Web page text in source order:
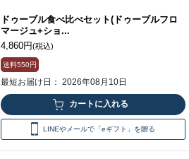
ドゥーブル食べ比べセット(ドゥーブルフロ
マージュ+ショ...
4,860円(税込)
送料550円
最短お届け日： 2026年08月10日
LINEやメールで「eギフト」を贈る